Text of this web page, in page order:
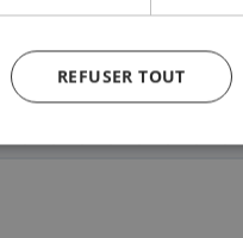
REFUSER TOUT